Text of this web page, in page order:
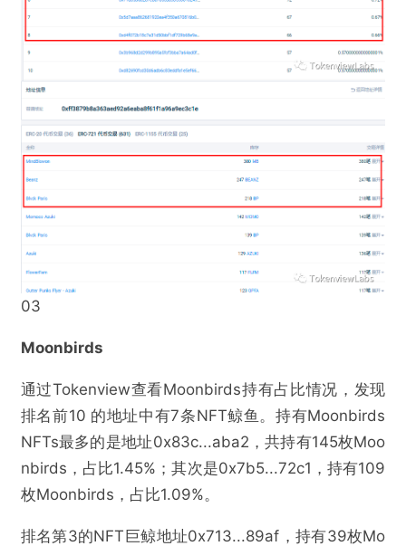
@TokenviewLabs
请查收：一份“巨鲸”囤货清单！
其他
03
Moonbirds
通过Tokenview查看Moonbirds持有占比情况，发现
排名前10 的地址中有7条NFT鲸鱼。持有Moonbirds
NFTs最多的是地址0x83c...aba2，共持有145枚Moo
nbirds，占比1.45%；其次是0x7b5...72c1，持有109
枚Moonbirds，占比1.09%。
排名第3的NFT巨鲸地址0x713...89af，持有39枚Mo